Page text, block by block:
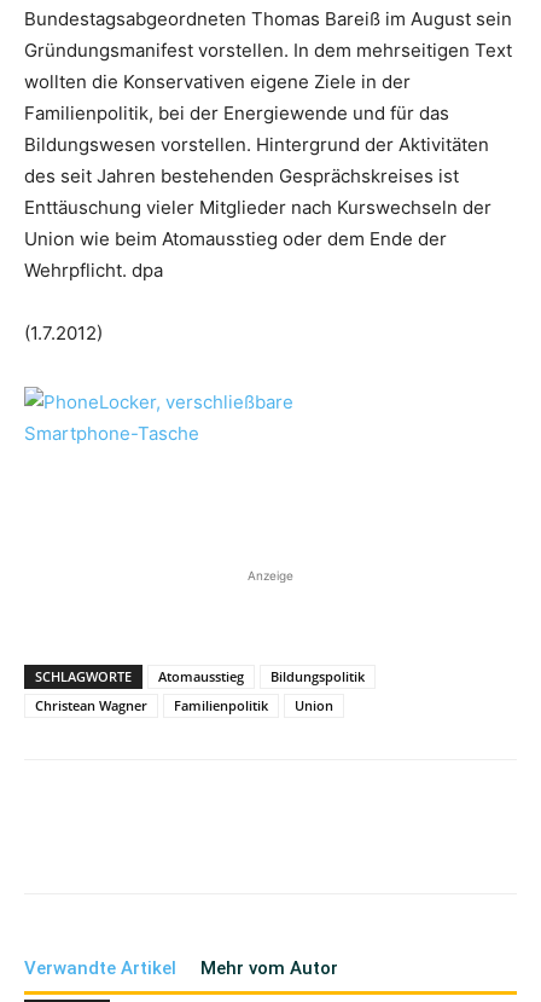
Bundestagsabgeordneten Thomas Bareiß im August sein
Gründungsmanifest vorstellen. In dem mehrseitigen Text
wollten die Konservativen eigene Ziele in der
Familienpolitik, bei der Energiewende und für das
Bildungswesen vorstellen. Hintergrund der Aktivitäten
des seit Jahren bestehenden Gesprächskreises ist
Enttäuschung vieler Mitglieder nach Kurswechseln der
Union wie beim Atomausstieg oder dem Ende der
Wehrpflicht. dpa
(1.7.2012)
Anzeige
SCHLAGWORTE Atomausstieg
Bildungspolitik
Christean Wagner
Familienpolitik Union
Verwandte Artikel Mehr vom Autor